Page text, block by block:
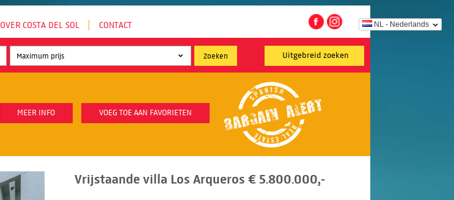
NL - Nederlands
OVER COSTA DEL SOL CONTACT
Uitgebreid zoeken
MEER INFO VOEG TOE AAN FAVORIETEN
Vrijstaande villa Los Arqueros € 5.800.000,-